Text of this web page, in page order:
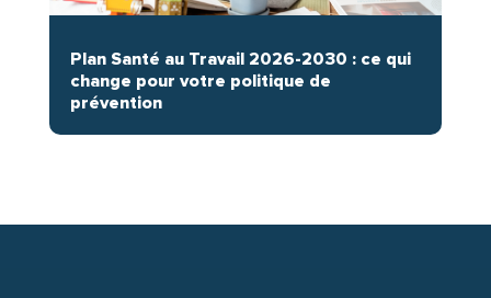
Plan Santé au Travail 2026-2030 : ce qui
change pour votre politique de
prévention